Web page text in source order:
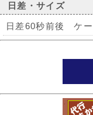
日差・サイズ
日差60秒前後 ケ